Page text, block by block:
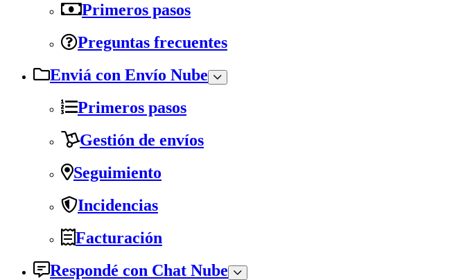
Primeros pasos
Preguntas frecuentes
Enviá con Envío Nube
Primeros pasos
Gestión de envíos
Seguimiento
Incidencias
Facturación
Respondé con Chat Nube